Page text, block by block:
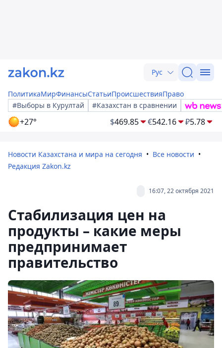
Рус
ПолитикаМирФинансыСтатьиПроисшествияПраво
#Выборы в Курултай
#Казахстан в сравнении
+27° $469.85 €542.16 ₽5.78
Новости Казахстана и мира на сегодня
Все новости
Редакция Zakon.kz
16:07, 22 октября 2021
Стабилизация цен на
продукты – какие меры
предпринимает
правительство